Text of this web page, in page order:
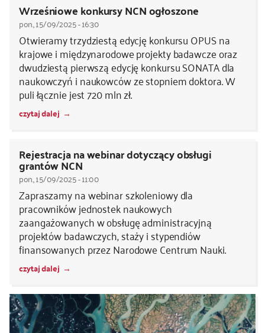
Wrześniowe konkursy NCN ogłoszone
pon., 15/09/2025 - 16:30
Otwieramy trzydziestą edycję konkursu OPUS na
krajowe i międzynarodowe projekty badawcze oraz
dwudziestą pierwszą edycję konkursu SONATA dla
naukowczyń i naukowców ze stopniem doktora. W
puli łącznie jest 720 mln zł.
czytaj dalej
Rejestracja na webinar dotyczący obsługi
grantów NCN
pon., 15/09/2025 - 11:00
Zapraszamy na webinar szkoleniowy dla
pracowników jednostek naukowych
zaangażowanych w obsługę administracyjną
projektów badawczych, staży i stypendiów
finansowanych przez Narodowe Centrum Nauki.
czytaj dalej